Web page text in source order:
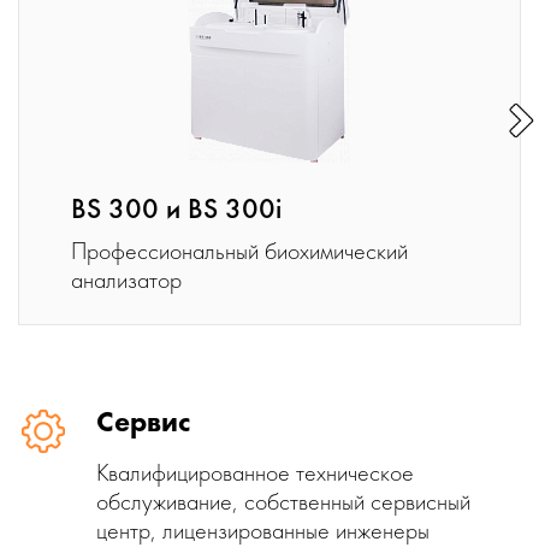
BS 300 и BS 300i
Профессиональный биохимический
анализатор
Сервис
Квалифицированное техническое
обслуживание, собственный сервисный
центр, лицензированные инженеры